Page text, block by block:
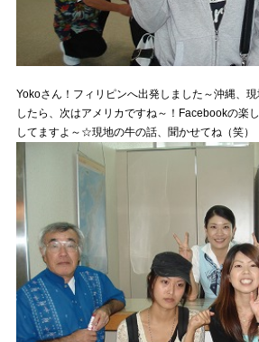
Yokoさん！フィリピンへ出発しました～沖縄、
したら、次はアメリカですね～！Facebookの楽
してますよ～☆現地の牛の話、聞かせてね（笑）